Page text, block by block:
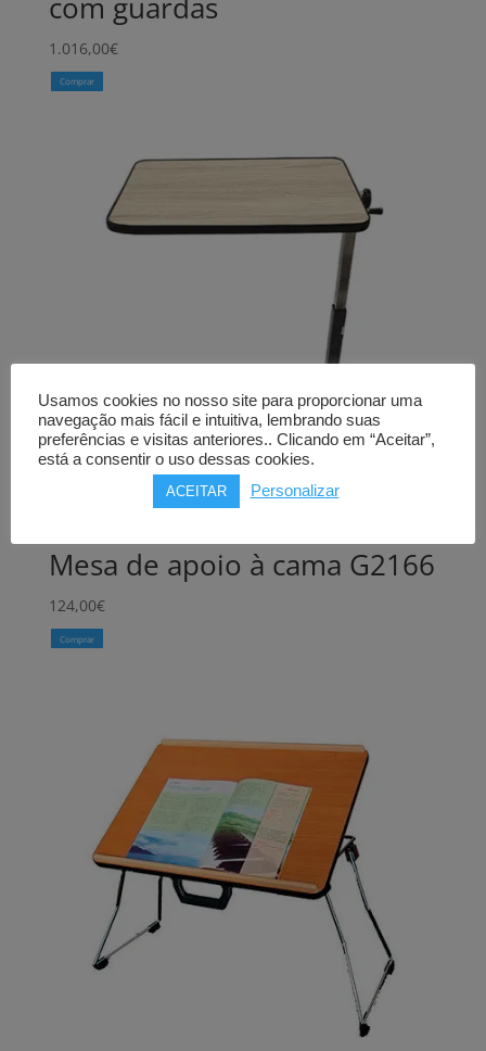
1.016,00€
Comprar
Mesa de apoio à cama G2166
124,00€
Comprar
Usamos cookies no nosso site para proporcionar uma
navegação mais fácil e intuitiva, lembrando suas
preferências e visitas anteriores.. Clicando em “Aceitar”,
está a consentir o uso dessas cookies.
ACEITAR Personalizar